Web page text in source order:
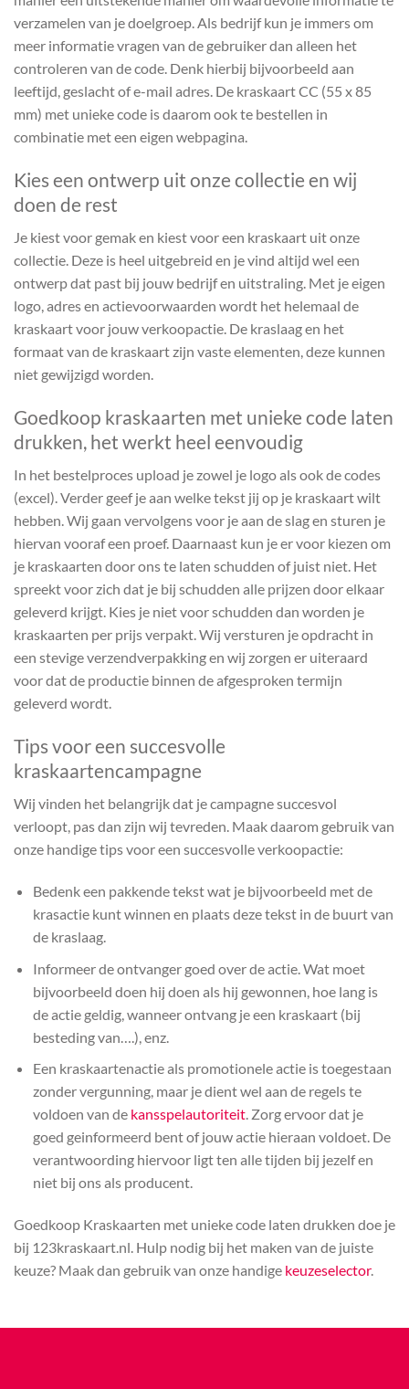
verzamelen van je doelgroep. Als bedrijf kun je immers om
meer informatie vragen van de gebruiker dan alleen het
controleren van de code. Denk hierbij bijvoorbeeld aan
leeftijd, geslacht of e-mail adres. De kraskaart CC (55 x 85
mm) met unieke code is daarom ook te bestellen in
combinatie met een eigen webpagina.
Kies een ontwerp uit onze collectie en wij
doen de rest
Je kiest voor gemak en kiest voor een kraskaart uit onze
collectie. Deze is heel uitgebreid en je vind altijd wel een
ontwerp dat past bij jouw bedrijf en uitstraling. Met je eigen
logo, adres en actievoorwaarden wordt het helemaal de
kraskaart voor jouw verkoopactie. De kraslaag en het
formaat van de kraskaart zijn vaste elementen, deze kunnen
niet gewijzigd worden.
Goedkoop kraskaarten met unieke code laten
drukken, het werkt heel eenvoudig
In het bestelproces upload je zowel je logo als ook de codes
(excel). Verder geef je aan welke tekst jij op je kraskaart wilt
hebben. Wij gaan vervolgens voor je aan de slag en sturen je
hiervan vooraf een proef. Daarnaast kun je er voor kiezen om
je kraskaarten door ons te laten schudden of juist niet. Het
spreekt voor zich dat je bij schudden alle prijzen door elkaar
geleverd krijgt. Kies je niet voor schudden dan worden je
kraskaarten per prijs verpakt. Wij versturen je opdracht in
een stevige verzendverpakking en wij zorgen er uiteraard
voor dat de productie binnen de afgesproken termijn
geleverd wordt.
Tips voor een succesvolle
kraskaartencampagne
Wij vinden het belangrijk dat je campagne succesvol
verloopt, pas dan zijn wij tevreden. Maak daarom gebruik van
onze handige tips voor een succesvolle verkoopactie:
Bedenk een pakkende tekst wat je bijvoorbeeld met de
krasactie kunt winnen en plaats deze tekst in de buurt van
de kraslaag.
Informeer de ontvanger goed over de actie. Wat moet
bijvoorbeeld doen hij doen als hij gewonnen, hoe lang is
de actie geldig, wanneer ontvang je een kraskaart (bij
besteding van….), enz.
Een kraskaartenactie als promotionele actie is toegestaan
zonder vergunning, maar je dient wel aan de regels te
voldoen van de kansspelautoriteit. Zorg ervoor dat je
goed geinformeerd bent of jouw actie hieraan voldoet. De
verantwoording hiervoor ligt ten alle tijden bij jezelf en
niet bij ons als producent.
Goedkoop Kraskaarten met unieke code laten drukken doe je
bij 123kraskaart.nl. Hulp nodig bij het maken van de juiste
keuze? Maak dan gebruik van onze handige keuzeselector.